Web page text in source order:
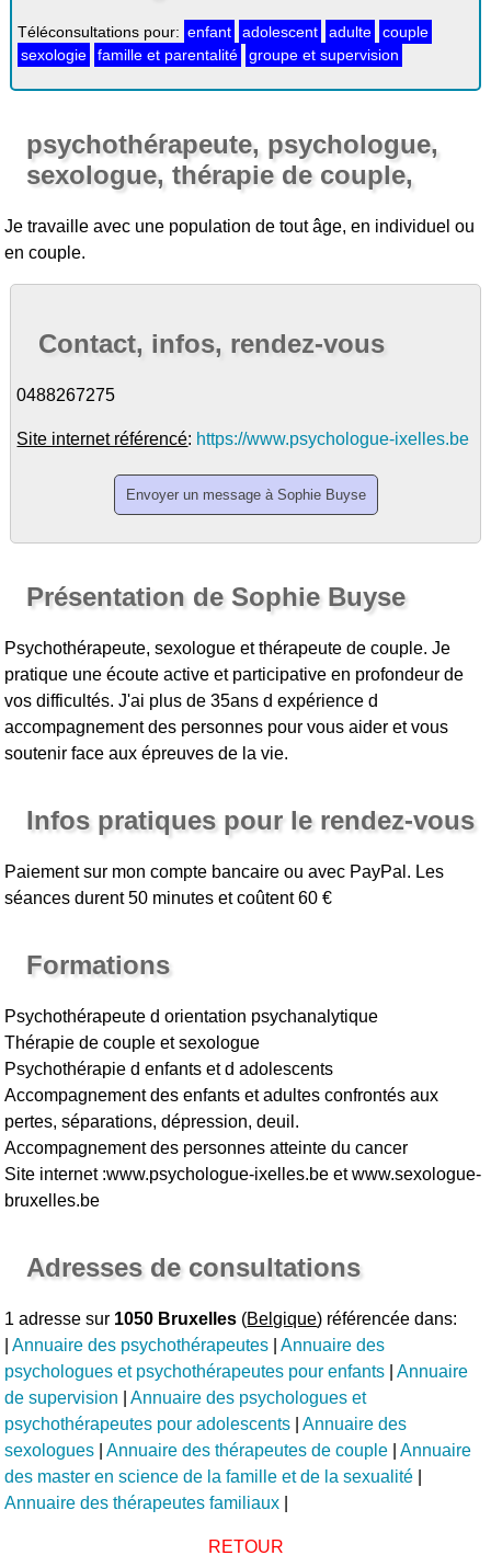
Téléconsultations pour: enfant adolescent adulte
couple
sexologie
famille et parentalité groupe et supervision
psychothérapeute, psychologue,
sexologue, thérapie de couple,
Je travaille avec une population de tout âge, en individuel ou
en couple.
Contact, infos, rendez-vous
0488267275
Site internet référencé: https://www.psychologue-ixelles.be
Présentation de Sophie Buyse
Psychothérapeute, sexologue et thérapeute de couple. Je
pratique une écoute active et participative en profondeur de
vos difficultés. J'ai plus de 35ans d expérience d
accompagnement des personnes pour vous aider et vous
soutenir face aux épreuves de la vie.
Infos pratiques pour le rendez-vous
Paiement sur mon compte bancaire ou avec PayPal. Les
séances durent 50 minutes et coûtent 60 €
Formations
Psychothérapeute d orientation psychanalytique
Thérapie de couple et sexologue
Psychothérapie d enfants et d adolescents
Accompagnement des enfants et adultes confrontés aux
pertes, séparations, dépression, deuil.
Accompagnement des personnes atteinte du cancer
Site internet :www.psychologue-ixelles.be et www.sexologue-
bruxelles.be
Adresses de consultations
1 adresse sur 1050 Bruxelles (Belgique) référencée dans:
|Annuaire des psychothérapeutes |Annuaire des
psychologues et psychothérapeutes pour enfants |Annuaire
de supervision |Annuaire des psychologues et
psychothérapeutes pour adolescents |Annuaire des
sexologues |Annuaire des thérapeutes de couple |Annuaire
des master en science de la famille et de la sexualité
Annuaire des thérapeutes familiaux
RETOUR